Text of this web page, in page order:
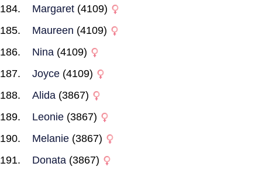
Margaret (4109)
Maureen (4109)
Nina (4109)
Joyce (4109)
Alida (3867)
Leonie (3867)
Melanie (3867)
Donata (3867)